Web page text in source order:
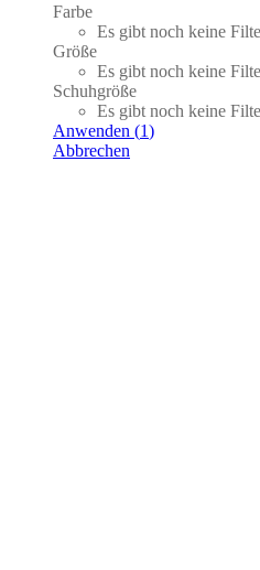
Farbe
Es gibt noch keine
Größe
Es gibt noch keine
Schuhgröße
Es gibt noch keine
Anwenden (1)
Abbrechen